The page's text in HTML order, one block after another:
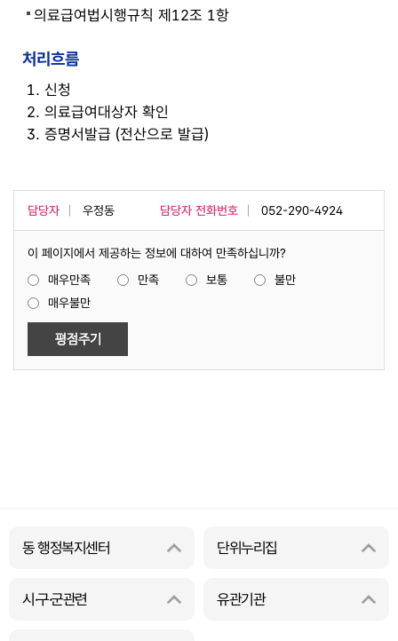
의료급여법시행규칙 제12조 1항
처리흐름
1. 신청
2. 의료급여대상자 확인
3. 증명서발급 (전산으로 발급)
담당자 우정동 담당자 전화번호 052-290-4924
이 페이지에서 제공하는 정보에 대하여 만족하십니까?
매우만족
만족 보통
불만
매우불만
동 행정복지센터 단위누리집
시·구·군관련 유관기관